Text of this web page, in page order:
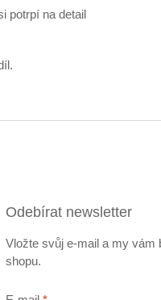
potrpí na detail
Odebírat newsletter
Vložte svůj e-mail a my vám
shopu.